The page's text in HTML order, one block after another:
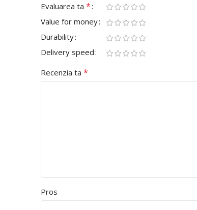
Evaluarea ta *
Value for money
Durability
Delivery speed
Recenzia ta *
Pros